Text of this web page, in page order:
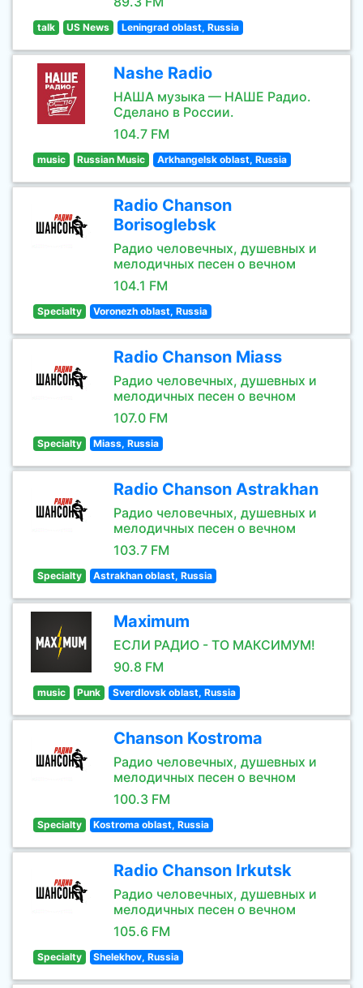
talk US News Leningrad oblast, Russia
Nashe Radio
НАША музыка — НАШЕ Радио.
Сделано в России.
104.7 FM
music Russian Music Arkhangelsk oblast, Russia
Radio Chanson
Borisoglebsk
Радио человечных, душевных и
мелодичных песен о вечном
104.1 FM
Specialty Voronezh oblast, Russia
Radio Chanson Miass
Радио человечных, душевных и
мелодичных песен о вечном
107.0 FM
Specialty Miass, Russia
Radio Chanson Astrakhan
Радио человечных, душевных и
мелодичных песен о вечном
103.7 FM
Specialty Astrakhan oblast, Russia
Maximum
ЕСЛИ РАДИО - ТО МАКСИМУМ!
90.8 FM
music Punk Sverdlovsk oblast, Russia
Chanson Kostroma
Радио человечных, душевных и
мелодичных песен о вечном
100.3 FM
Specialty Kostroma oblast, Russia
Radio Chanson Irkutsk
Радио человечных, душевных и
мелодичных песен о вечном
105.6 FM
Specialty Shelekhov, Russia